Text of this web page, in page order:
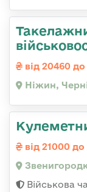
від 20460
Ніжин,
від 21000
Військова